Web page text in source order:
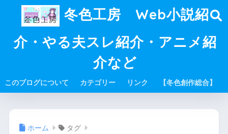
冬色工房 Web小説紹
介・やる夫スレ紹介・アニメ紹
介など
このブログについて カテゴリー リンク 【冬色創作総合】
ホーム タグ